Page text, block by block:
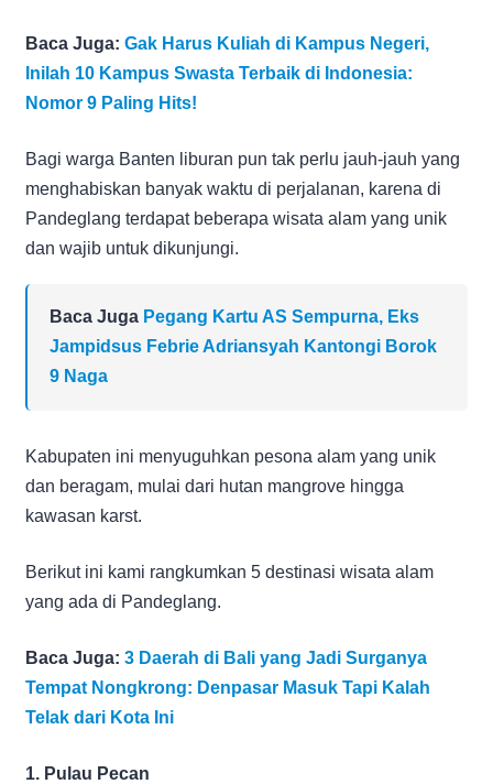
Baca Juga: Gak Harus Kuliah di Kampus Negeri,
Inilah 10 Kampus Swasta Terbaik di Indonesia:
Nomor 9 Paling Hits!
Bagi warga Banten liburan pun tak perlu jauh-jauh yang
menghabiskan banyak waktu di perjalanan, karena di
Pandeglang terdapat beberapa wisata alam yang unik
dan wajib untuk dikunjungi.
Baca Juga Pegang Kartu AS Sempurna, Eks
Jampidsus Febrie Adriansyah Kantongi Borok
9 Naga
Kabupaten ini menyuguhkan pesona alam yang unik
dan beragam, mulai dari hutan mangrove hingga
kawasan karst.
Berikut ini kami rangkumkan 5 destinasi wisata alam
yang ada di Pandeglang.
Baca Juga: 3 Daerah di Bali yang Jadi Surganya
Tempat Nongkrong: Denpasar Masuk Tapi Kalah
Telak dari Kota Ini
1. Pulau Pecan